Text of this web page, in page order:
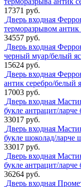
17371 руб.
Дверь входная
терморазрывом
34557 руб.
Дверь входная
черный муар/белый
15624 руб.
Дверь входная
антик серебро/белый
17003 руб.
Дверь входная
букле антрацит/ларче
33017 руб.
Дверь входная
букле шоколад/ларче
33017 руб.
Дверь входная
букле антрацит/ларче
36264 руб.
Дверь входная